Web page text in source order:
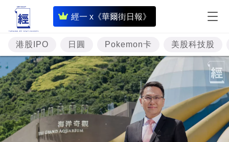
經一 x《華爾街日報》
即
時
財
經
專
題
投
資
港股IPO 日圓 Pokemon卡 美股科技股